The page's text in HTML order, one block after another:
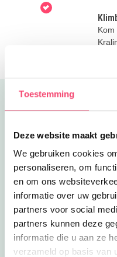
Toestemming
Deze website maakt
We gebruiken cookies
personaliseren, om
en om ons
informatie over uw
partners voor social
partners kunnen deze
informatie die u aan ze
verzameld op basis van